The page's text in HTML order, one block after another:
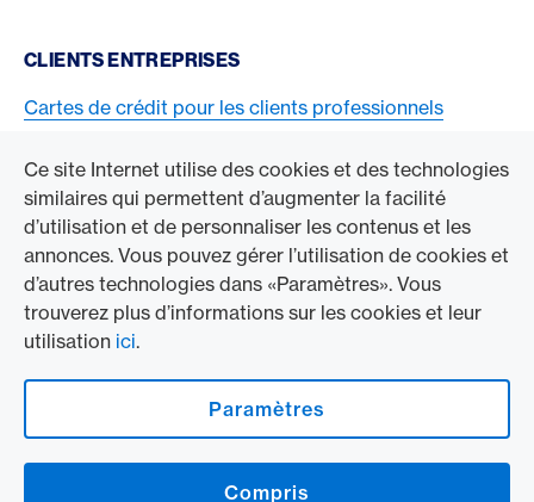
Ce site Internet utilise des cookies et des technologies
similaires qui permettent d’augmenter la facilité
d’utilisation et de personnaliser les contenus et les
annonces. Vous pouvez gérer l’utilisation de cookies et
d’autres technologies dans «Paramètres». Vous
trouverez plus d’informations sur les cookies et leur
utilisation ici.
Paramètres
Compris
CLIENTS ENTREPRISES
Cartes de crédit pour les clients professionnels
ACCÉDER À L’ENTREPRISE
Swisscard AECS GmbH
American Express Mondial
Contact & Social channels
American Express Switzerland auf Facebook
American Express Switzerland on Instragram
American Express Cards, issued by Swisscard AECS GmbH, Neugasse 18, 8810